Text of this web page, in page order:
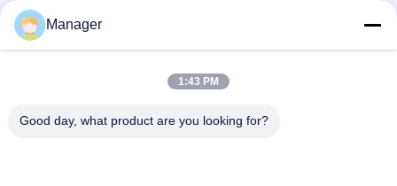
HơnMáy xăm thẩm mỹ
Manager
1:43 PM
Good day, what product are you looking for?